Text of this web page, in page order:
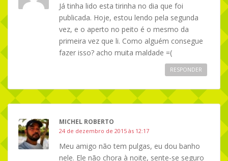
Já tinha lido esta tirinha no dia que foi
publicada. Hoje, estou lendo pela segunda
vez, e o aperto no peito é o mesmo da
primeira vez que li. Como alguém consegue
fazer isso? acho muita maldade =(
RESPONDER
MICHEL ROBERTO
24 de dezembro de 2015 às 12:17
Meu amigo não tem pulgas, eu dou banho
nele. Ele não chora à noite, sente-se seguro